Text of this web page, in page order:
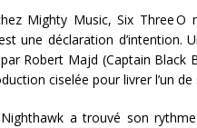
Mighty Music, Six Three O
une déclaration d’intention.
Robert Majd (Captain Black
ciselée pour livrer l’un
a trouvé son